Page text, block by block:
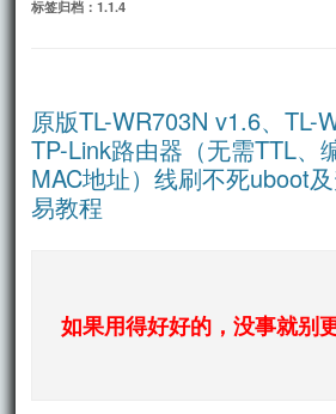
标签归档：1.1.4
原版TL-WR703N v1.6、TL-
TP-Link路由器（无需TTL、
MAC地址）线刷不死uboot
易教程
如果用得好好的，没事就别更